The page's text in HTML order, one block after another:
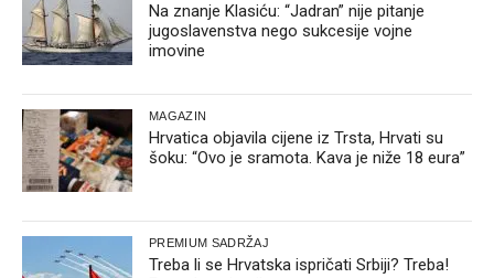
Na znanje Klasiću: “Jadran” nije pitanje
jugoslavenstva nego sukcesije vojne
imovine
MAGAZIN
Hrvatica objavila cijene iz Trsta, Hrvati su
šoku: “Ovo je sramota. Kava je niže 18 eura”
PREMIUM SADRŽAJ
Treba li se Hrvatska ispričati Srbiji? Treba!